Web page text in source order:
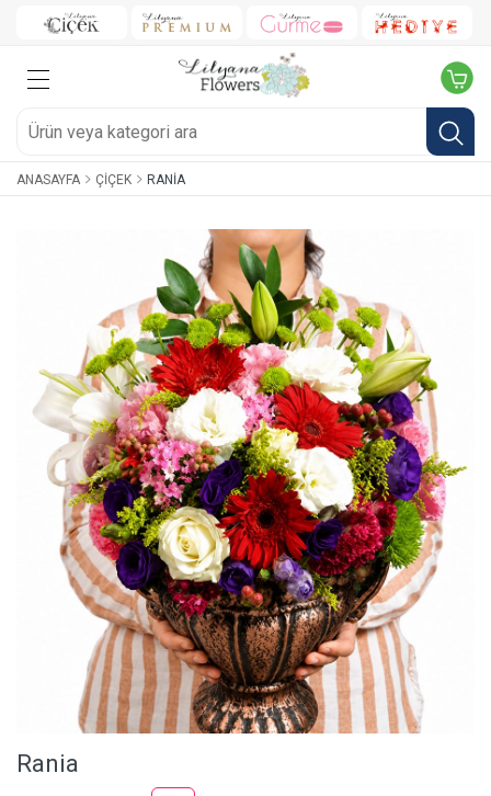
ANASAYFA ÇIÇEK RANIA
Rania